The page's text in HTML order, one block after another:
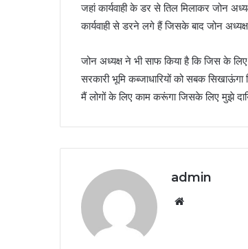
जहां कार्यवाही के डर से तिल मिलाकर जोन
कार्यवाही से डरने लगे हैं जिसके बाद जोन
जोन अध्यक्ष ने भी साफ किया है कि जिस के
सरकारी भूमि कब्जाधारियों को सबक
मैं लोगों के लिए काम करूंगा जिसके लिए मुझे
admin